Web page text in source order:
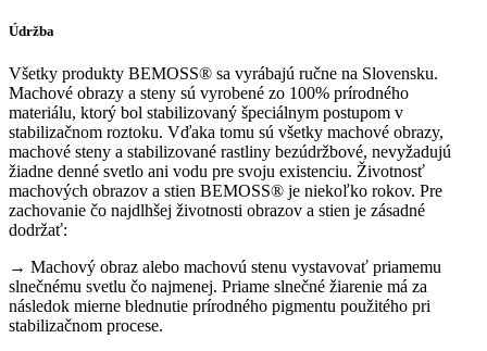
Údržba
Všetky produkty BEMOSS® sa vyrábajú ručne na Slovensku.
Machové obrazy a steny sú vyrobené zo 100% prírodného
materiálu, ktorý bol stabilizovaný špeciálnym postupom v
stabilizačnom roztoku. Vďaka tomu sú všetky machové obrazy,
machové steny a stabilizované rastliny bezúdržbové, nevyžadujú
žiadne denné svetlo ani vodu pre svoju existenciu. Životnosť
machových obrazov a stien BEMOSS® je niekoľko rokov. Pre
zachovanie čo najdlhšej životnosti obrazov a stien je zásadné
dodržať:
→ Machový obraz alebo machovú stenu vystavovať priamemu
slnečnému svetlu čo najmenej. Priame slnečné žiarenie má za
následok mierne blednutie prírodného pigmentu použitého pri
stabilizačnom procese.